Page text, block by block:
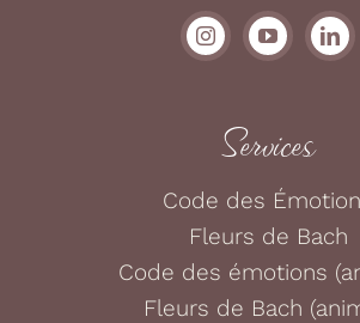
Services
Code des
Fleurs de Bach
Code des émotions
Fleurs de Bach